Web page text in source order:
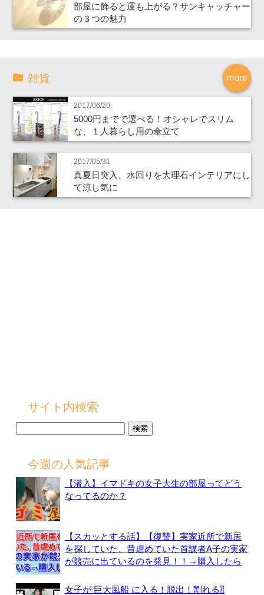
部屋に飾ると運も上がる？サンキャッチャー
の３つの魅力
more
雑貨
2017/06/20
5000円までで選べる！オシャレでスリム
な、１人暮らし用の傘立て
2017/05/31
真夏日突入、水回りを大理石インテリアにし
て涼し気に
サイト内検索
今週の人気記事
【潜入】イマドキの女子大生の部屋ってどう
なってるのか？
【スカッとする話】【復讐】実家近所で新居
を探していた、昔虐めていた首謀者A子の実家
が競売に出ているのを発見！！→購入したら
女子が 巨大風船 に入る！脱出！割れる⁈